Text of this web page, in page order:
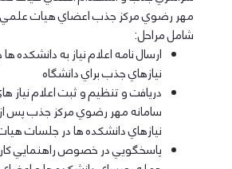
مهر رضوي مركز جذب اعضاي هيات علمي
شامل مراحل:
ارسال نامه اعلام نياز به دانشكده
نيازهاي جذب براي دانشگاه
دريافت و تنظيم و ثبت اعلام نياز
سامانه مهر رضوي مركز جذب پس از
نيازهاي دانشكده ها در جلسات
پاسخگويي در خصوص راهنمايي